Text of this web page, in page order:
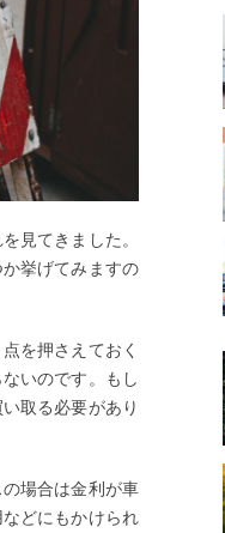
見てきました。
挙げてみますの
を押さえておく
いのです。もし
取る必要があり
場合は金利が車
どにもかけられ